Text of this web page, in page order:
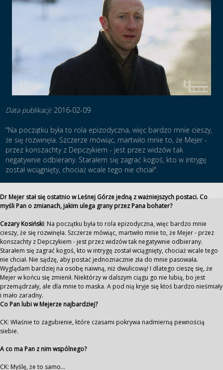
Data publikacji: 2016-02-09
"Na początku była to rola epizodyczna, więc bardzo mnie cieszy,
że się rozwinęła. Szczerze mówiąc, martwiło mnie to, że Mejer -
przez konszachty z Depczykiem - jest przez widzów tak
negatywnie odbierany. Starałem się zagrać kogoś, kto w intrygę
został wciągnięty, chociaż wcale tego nie chciał".
Dr Mejer stał się ostatnio w Leśnej Górze jedną z ważniejszych postaci. Co
myśli Pan o zmianach, jakim ulega grany przez Pana bohater?
Cezary Kosiński: Na początku była to rola epizodyczna, więc bardzo mnie
cieszy, że się rozwinęła. Szczerze mówiąc, martwiło mnie to, że Mejer - przez
konszachty z Depczykiem - jest przez widzów tak negatywnie odbierany.
Starałem się zagrać kogoś, kto w intrygę został wciągnięty, chociaż wcale tego
nie chciał. Nie sądzę, aby postać jednoznacznie zła do mnie pasowała.
Wyglądam bardziej na osobę naiwną, niż dwulicową! I dlatego cieszę się, że
Mejer w końcu się zmienił. Niektórzy w dalszym ciągu go nie lubią, bo jest
przemądrzały, ale dla mnie to maska. A pod nią kryje się ktoś bardzo nieśmiały
i mało zaradny.
Co Pan lubi w Mejerze najbardziej?
CK: Właśnie to zagubienie, które czasami pokrywa nadmierną pewnością
siebie.
A co ma Pan z nim wspólnego?
CK: Myślę, że to samo...